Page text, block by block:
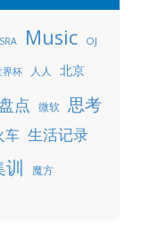
Music OJ
界杯 人人 北京
点 微软 思考
车 生活记录
训 魔方